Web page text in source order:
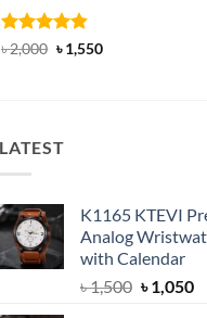
Rated 4.83
৳2,000 Original
price
৳1,550Current
LATEST
K1165 KTEVI
Analog
with Calendar
৳1,500 Original
৳1,050